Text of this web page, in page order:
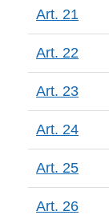
Art. 21
Art. 22
Art. 23
Art. 24
Art. 25
Art. 26